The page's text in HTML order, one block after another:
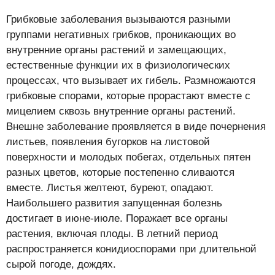
Грибковые заболевания вызываются разными
группами негативных грибков, проникающих во
внутренние органы растений и замещающих,
естественные функции их в физиологических
процессах, что вызывает их гибель. Размножаются
грибковые спорами, которые прорастают вместе с
мицелием сквозь внутренние органы растений.
Внешне заболевание проявляется в виде почернения
листьев, появления бугорков на листовой
поверхности и молодых побегах, отдельных пятен
разных цветов, которые постепенно сливаются
вместе. Листья желтеют, буреют, опадают.
Наибольшего развития запущенная болезнь
достигает в июне-июле. Поражает все органы
растения, включая плоды. В летний период
распространяется конидиоспорами при длительной
сырой погоде, дождях.